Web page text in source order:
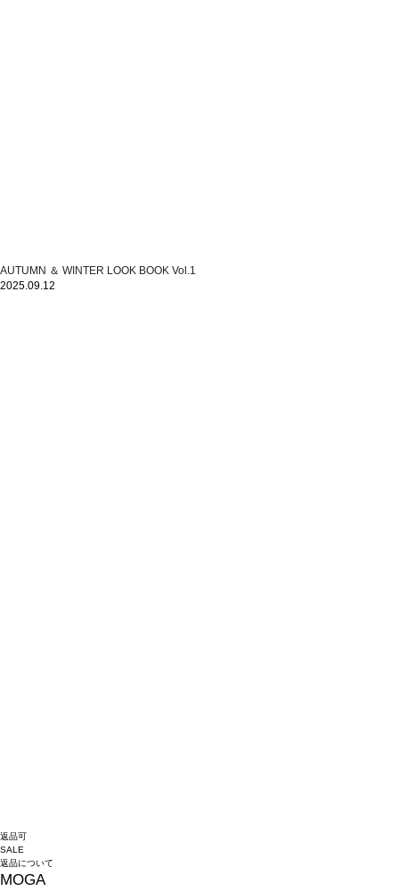
AUTUMN ＆ WINTER LOOK BOOK Vol.1
2025.09.12
返品可
SALE
返品について
MOGA